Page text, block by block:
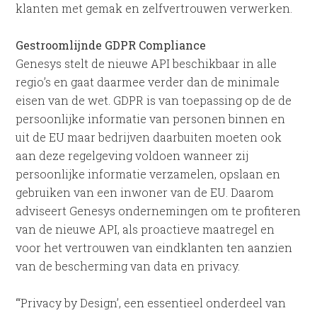
klanten met gemak en zelfvertrouwen verwerken.
Gestroomlijnde GDPR Compliance
Genesys stelt de nieuwe API beschikbaar in alle
regio’s en gaat daarmee verder dan de minimale
eisen van de wet. GDPR is van toepassing op de de
persoonlijke informatie van personen binnen en
uit de EU maar bedrijven daarbuiten moeten ook
aan deze regelgeving voldoen wanneer zij
persoonlijke informatie verzamelen, opslaan en
gebruiken van een inwoner van de EU. Daarom
adviseert Genesys ondernemingen om te profiteren
van de nieuwe API, als proactieve maatregel en
voor het vertrouwen van eindklanten ten aanzien
van de bescherming van data en privacy.
“‘Privacy by Design’, een essentieel onderdeel van